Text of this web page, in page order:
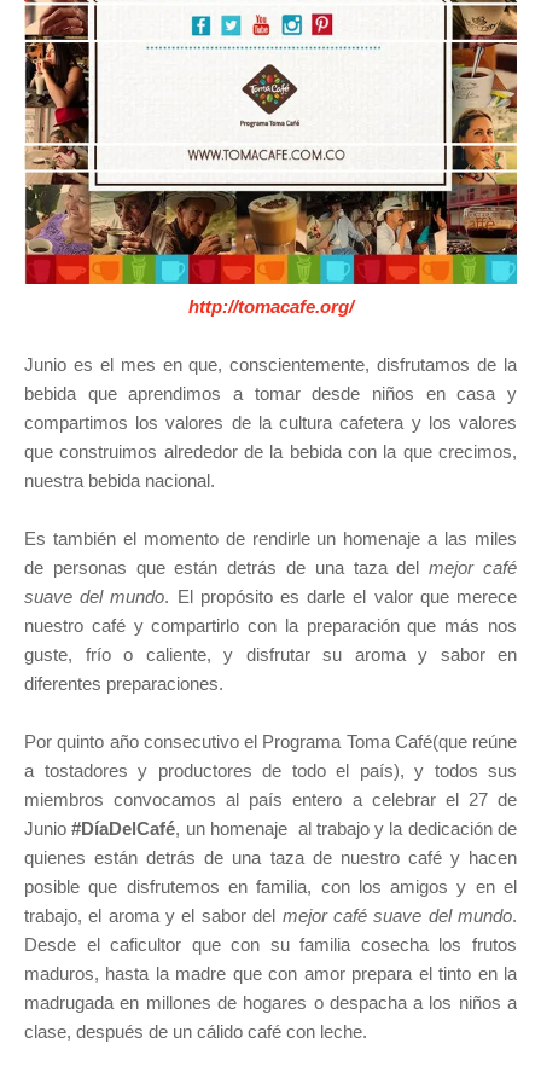
http://tomacafe.org/
Junio es el mes en que, conscientemente, disfrutamos de la
bebida que aprendimos a tomar desde niños en casa y
compartimos los valores de la cultura cafetera y los valores
que construimos alrededor de la bebida con la que crecimos,
nuestra bebida nacional.
Es también el momento de rendirle un homenaje a las miles
de personas que están detrás de una taza delmejor café
suave del mundo. El propósito es darle el valor que merece
nuestro café y compartirlo con la preparación que más nos
guste, frío o caliente, y disfrutar su aroma y sabor en
diferentes preparaciones.
Por quinto año consecutivo el Programa Toma Café(que reúne
a tostadores y productores de todo el país), y todos sus
miembros convocamos al país entero a celebrar el 27 de
Junio#DíaDelCafé, un homenaje al trabajo y la dedicación de
quienes están detrás de una taza de nuestro café y hacen
posible que disfrutemos en familia, con los amigos y en el
trabajo, el aroma y el sabor del mejor café suave del mundo.
Desde el caficultor que con su familia cosecha los frutos
maduros, hasta la madre que con amor prepara el tinto en la
madrugada en millones de hogares o despacha a los niños a
clase, después de un cálido café con leche.